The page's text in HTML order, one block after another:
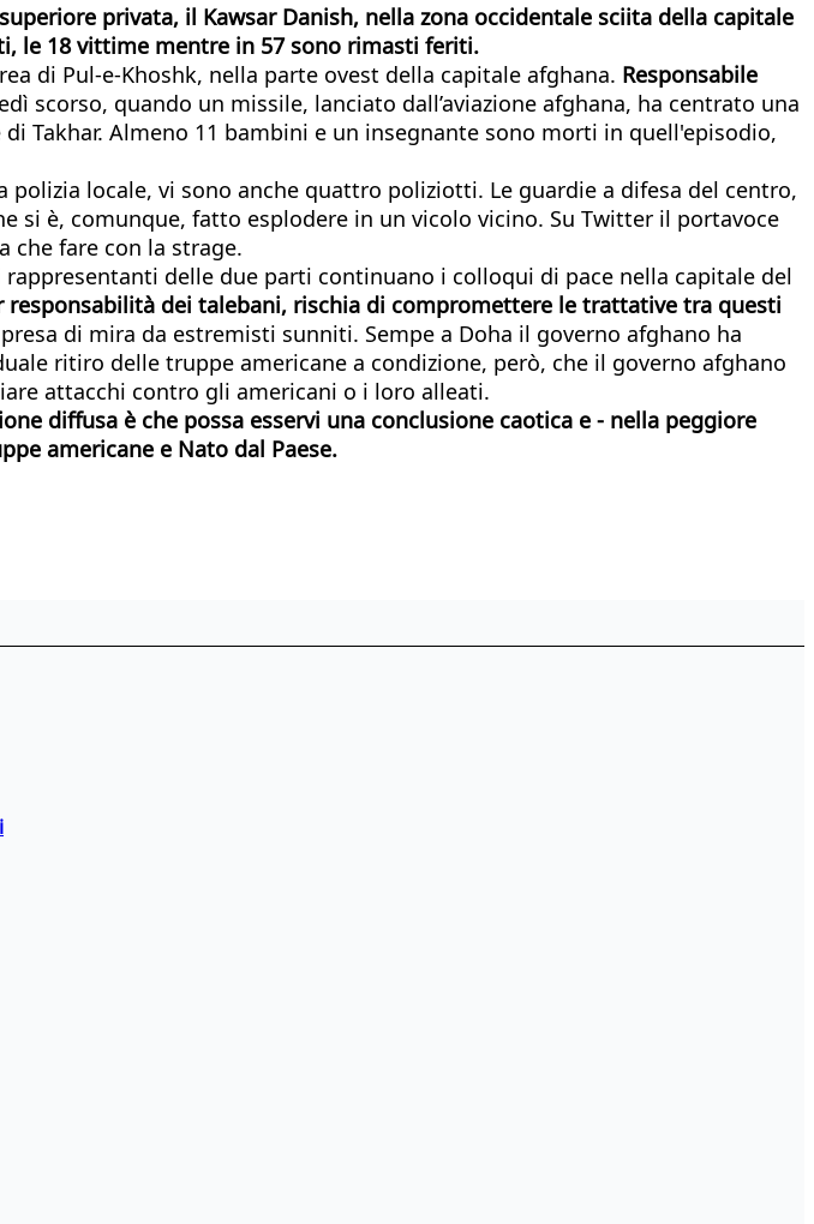
privata, il Kawsar Danish, nella zona occidentale sciita della capitale
le 18 vittime mentre in 57 sono rimasti feriti.
di Pul-e-Khoshk, nella parte ovest della capitale afghana. Responsabile
scorso, quando un missile, lanciato dall’aviazione afghana, ha centrato una
Takhar. Almeno 11 bambini e un insegnante sono morti in quell'episodio,
locale, vi sono anche quattro poliziotti. Le guardie a difesa del centro,
è, comunque, fatto esplodere in un vicolo vicino. Su Twitter il portavoce
che fare con la strage.
delle due parti continuano i colloqui di pace nella capitale del
dei talebani, rischia di compromettere le trattative tra questi
di mira da estremisti sunniti. Sempe a Doha il governo afghano ha
ritiro delle truppe americane a condizione, però, che il governo afghano
attacchi contro gli americani o i loro alleati.
diffusa è che possa esservi una conclusione caotica e - nella peggiore
americane e Nato dal Paese.